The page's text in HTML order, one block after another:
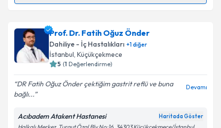
kapsamda işlenmesini kabul ediyorum.
Takvim Talebini Gönder
takvim hazırlandığında e-posta ile bilgilendireceğiz.
E-posta Adresiniz
kapsamda işlenmesini kabul ediyorum.
Prof. Dr. Fatih Oğuz Önder
Dahiliye - İç Hastalıkları +1diğer
İstanbul, Küçükçekmece
5 (1 Değerlendirme)
DR Fatih Oğuz Önder çektiğim gastrit reflü ve buna
bağlı...
Devamı
Acıbadem Atakent Hastanesi Haritada Göster